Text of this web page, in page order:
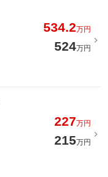
534.2万円
524万円
227万円
215万円